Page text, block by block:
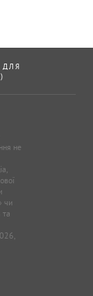
ДЛЯ
не
чи